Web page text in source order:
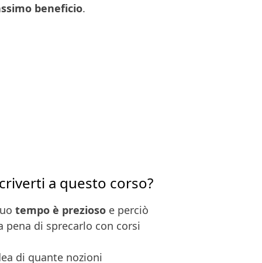
beneficio.
a questo corso?
tempo è preziosoe perciò
pena di sprecarlo con corsi
di quante nozioni